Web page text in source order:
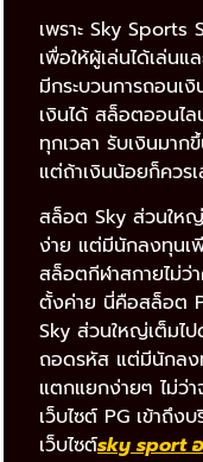
เพราะ Sky Sports
เพื่อให้ผู้เล่นได้เล่น
มีกระบวนการถอนเ
เงินได้ สล็อตออนไ
ทุกเวลา รับเงินมาก
แต่ถ้าเงินน้อยก็ควร
สล็อต Sky ส่วนให
ง่าย แต่มีนักลงทุนเ
สล็อตกีฬาสกายไม่ว่
ตั้งค่าย นี่คือสล็อต
Sky ส่วนใหญ่เต็มไ
ถอดรหัส แต่มีนักลง
แตกแยกง่ายๆ ไม่ว่
เว็บไซต์ PG เข้าถึง
เว็บไซต์sky sport